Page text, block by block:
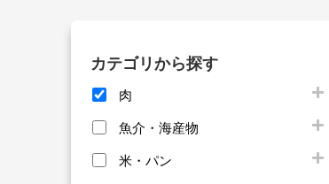
カテゴリから探す
肉
魚介・海産物
米・パン